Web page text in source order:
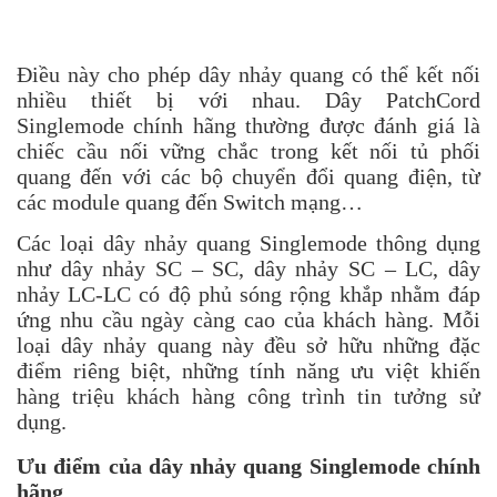
Điều này cho phép dây nhảy quang có thể kết nối
nhiều thiết bị với nhau.Dây PatchCord
Singlemode chính hãng thường được đánh giá là
chiếc cầu nối vững chắc trong kết nốitủ phối
quang đến với các bộ chuyển đổi quang điện, từ
các module quang đến Switch mạng…
Các loại dây nhảy quang Singlemode thông dụng
như dây nhảy SC – SC, dây nhảy SC – LC,dây
nhảy LC-LC có độ phủ sóng rộng khắp nhằm đáp
ứng nhu cầu ngày càng cao của khách hàng. Mỗi
loại dây nhảy quang này đều sở hữu những đặc
điểm riêng biệt, những tính năng ưu việt khiến
hàng triệu khách hàng công trình tin tưởng sử
dụng.
Ưu điểm của dây nhảy quang Singlemode chính
hãng